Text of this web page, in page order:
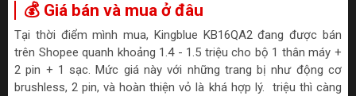
💰 Giá bán và mua ở đâu
Tại thời điểm mình mua, Kingblue KB16QA2 đang được bán
trên Shopee quanh khoảng 1.4 - 1.5 triệu cho bộ 1 thân máy +
2 pin + 1 sạc. Mức giá này với những trang bị như động cơ
brushless, 2 pin, và hoàn thiện vỏ là khá hợp lý. triệu thì càng